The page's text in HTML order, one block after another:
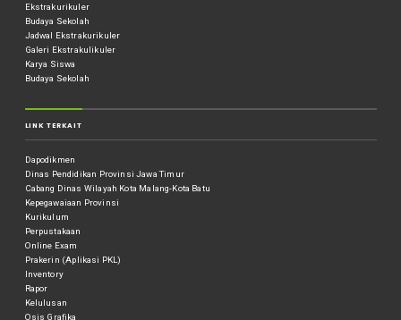
Ekstrakurikuler
Budaya Sekolah
Jadwal Ekstrakurikuler
Galeri Ekstrakulikuler
Karya Siswa
Budaya Sekolah
LINK TERKAIT
Dapodikmen
Dinas Pendidikan Provinsi Jawa Timur
Cabang Dinas Wilayah Kota Malang-Kota Batu
Kepegawaiaan Provinsi
Kurikulum
Perpustakaan
Online Exam
Prakerin (Aplikasi PKL)
Inventory
Rapor
Kelulusan
Osis Grafika